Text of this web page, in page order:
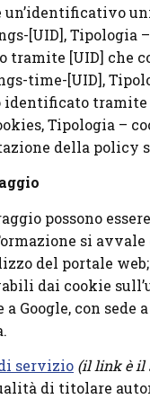
un’identificativo
[UID], Tipologia
tramite [UID] che
time-[UID],
identificato tramite
Tipologia –
della policy
possono
si
del portale
dai cookie
a Google, con
servizio (il link è il
di titolare